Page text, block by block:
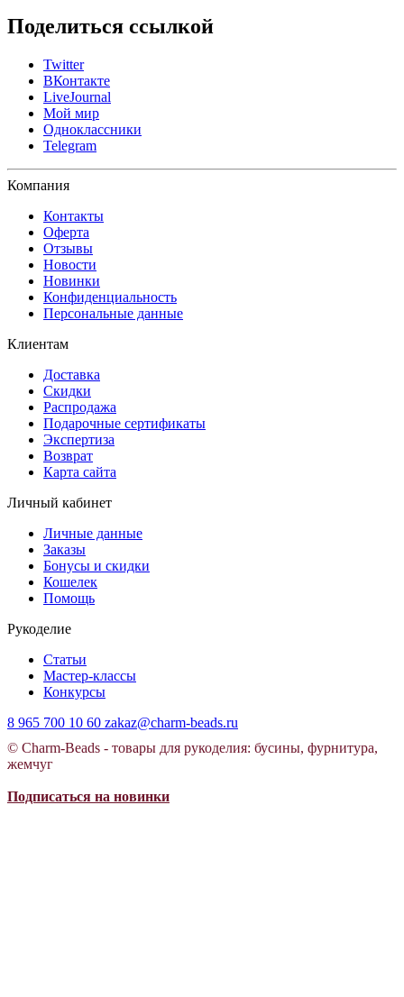
Поделиться ссылкой
Twitter
ВКонтакте
LiveJournal
Мой мир
Одноклассники
Telegram
Компания
Контакты
Оферта
Отзывы
Новости
Новинки
Конфиденциальность
Персональные данные
Клиентам
Доставка
Скидки
Распродажа
Подарочные сертификаты
Экспертиза
Возврат
Карта сайта
Личный кабинет
Личные данные
Заказы
Бонусы и скидки
Кошелек
Помощь
Рукоделие
Статьи
Мастер-классы
Конкурсы
8 965 700 10 60 zakaz@charm-beads.ru
© Charm-Beads - товары для рукоделия: бусины, фурнитура,
жемчуг
Подписаться на новинки